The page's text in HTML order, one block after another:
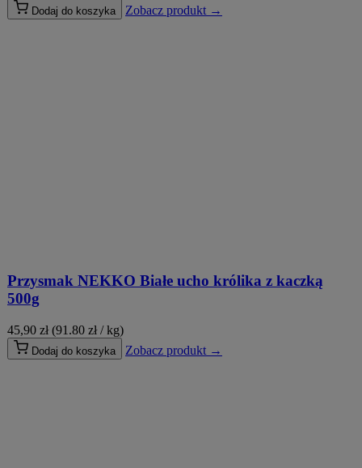
Dodaj do koszyka Zobacz produkt →
Przysmak NEKKO Białe ucho królika z kaczką
500g
45,90 zł (91.80 zł / kg)
Dodaj do koszyka Zobacz produkt →